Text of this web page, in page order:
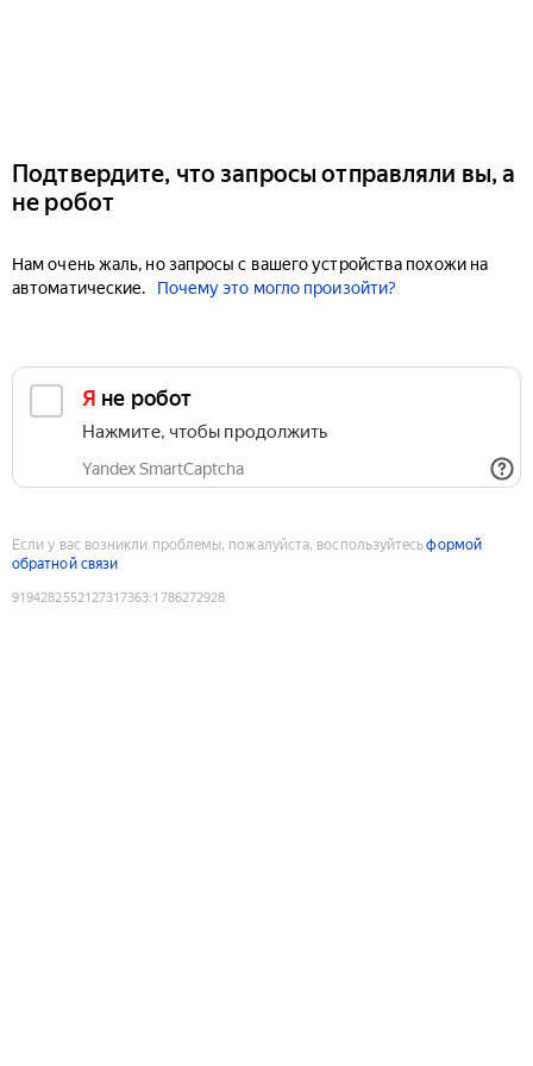
Подтвердите, что запросы отправляли вы, а
не робот
Нам очень жаль, но запросы с вашего устройства похожи на
автоматические.
Почему это могло произойти?
Я не робот
Нажмите, чтобы продолжить
Yandex SmartCaptcha
Если у вас возникли проблемы, пожалуйста, воспользуйтесьформой
обратной связи
9194282552127317363:1786272928